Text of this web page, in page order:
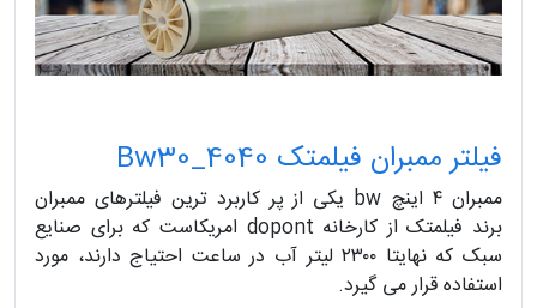
فیلتر ممبران فیلمتک Bw30_4040
ممبران ۴ اینچ bw یکی از پر کاربرد ترین فیلترهای ممبران
برند فیلمتک از کارخانه dopont امریکاست که برای صنایع
سبک که نهایتا ۲۳۰۰ لیتر آب در ساعت احتیاج دارند، مورد
استفاده قرار می گیرد.